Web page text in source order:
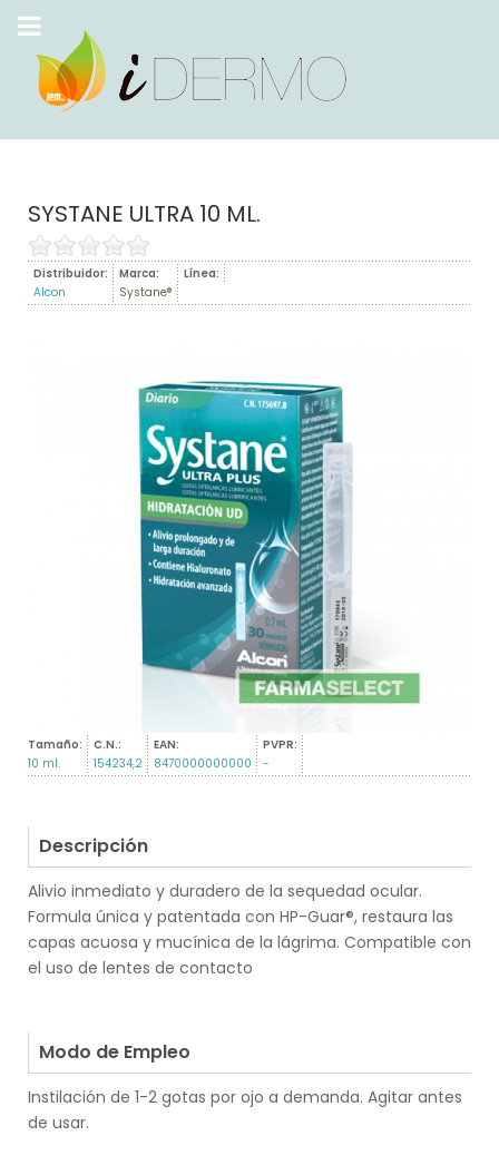
SYSTANE ULTRA 10 ML.
Distribuidor:
Alcon
Marca:
Systane®
Línea:
Tamaño:
10 ml.
C.N.:
154234,2
EAN:
8470000000000
PVPR:
-
Descripción
Alivio inmediato y duradero de la sequedad ocular.
Formula única y patentada con HP-Guar®, restaura las
capas acuosa y mucínica de la lágrima. Compatible con
el uso de lentes de contacto
Modo de Empleo
Instilación de 1-2 gotas por ojo a demanda. Agitar antes
de usar.